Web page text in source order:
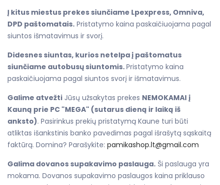
Į kitus miestus prekes siunčiame Lpexpress, Omniva,
DPD paštomatais. Pristatymo kaina paskaičiuojama pagal
siuntos išmatavimus ir svorį.
Didesnes siuntas, kurios netelpa į paštomatus
siunčiame autobusų siuntomis.Pristatymo kaina
paskaičiuojama pagal siuntos svorį ir išmatavimus.
Galime atvežti Jūsų užsakytas prekes NEMOKAMAI į
Kauną prie PC "MEGA" (sutarus dieną ir laiką iš
anksto). Pasirinkus prekių pristatymą Kaune turi būti
atliktas išankstinis banko pavedimas pagal išrašytą sąskaitą
faktūrą. Domina? Parašykite: pamikashop.lt@gmail.com
Galima dovanos supakavimo paslauga. Ši paslauga yra
mokama. Dovanos supakavimo paslaugos kaina priklauso